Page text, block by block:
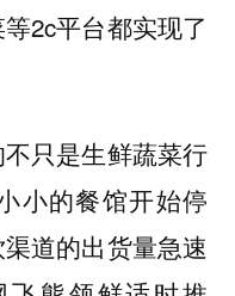
2c平台都实现了
只是生鲜蔬菜行
小的餐馆开始停
道的出货量急速